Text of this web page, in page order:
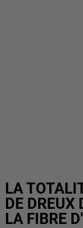
LA
DE DREUX
LA FIBRE